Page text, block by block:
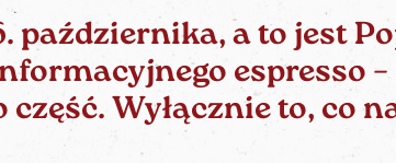
października, a to jest
espresso
część. Wyłącznie to, co